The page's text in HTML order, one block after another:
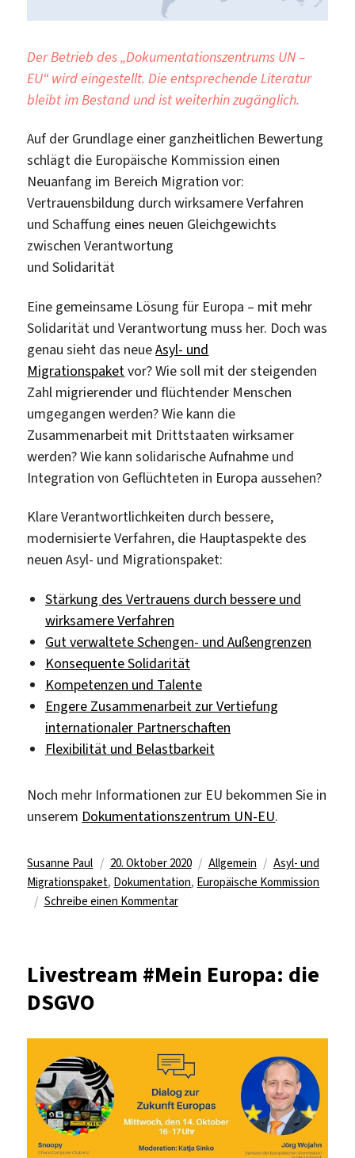
(WS
Der Betrieb des „Dokumentationszentrums UN –
EU“ wird eingestellt. Die entsprechende Literatur
bleibt im Bestand und ist weiterhin zugänglich.
Auf der Grundlage einer ganzheitlichen Bewertung
schlägt die Europäische Kommission einen
Neuanfang im Bereich Migration vor:
Vertrauensbildung durch wirksamere Verfahren
und Schaffung eines neuen Gleichgewichts
zwischen Verantwortung
und Solidarität
Eine gemeinsame Lösung für Europa – mit mehr
Solidarität und Verantwortung muss her. Doch was
genau sieht das neueAsyl- und
Migrationspaketvor? Wie soll mit der steigenden
Zahl migrierender und flüchtender Menschen
umgegangen werden? Wie kann die
Zusammenarbeit mit Drittstaaten wirksamer
werden? Wie kann solidarische Aufnahme und
Integration von Geflüchteten in Europa aussehen?
Klare Verantwortlichkeiten durch bessere,
modernisierte Verfahren, die Hauptaspekte des
neuen Asyl- und Migrationspaket:
Stärkung des Vertrauens durch bessere und
wirksamere Verfahren
Gut verwaltete Schengen- und Außengrenzen
Konsequente Solidarität
Kompetenzen und Talente
Engere Zusammenarbeit zur Vertiefung
internationaler Partnerschaften
Flexibilität und Belastbarkeit
Noch mehr Informationen zur EU bekommen Sie in
unserem Dokumentationszentrum UN-EU.
Autor
Susanne Paul
Veröffentlicht
am
20. Oktober 2020 Kategorien
Allgemein Schlagwörter
Asyl- und
Migrationspaket, Dokumentation, Europäische Kommission
Schreibe einen Kommentarzu
neues
vor
Livestream #Mein Europa: die
DSGVO